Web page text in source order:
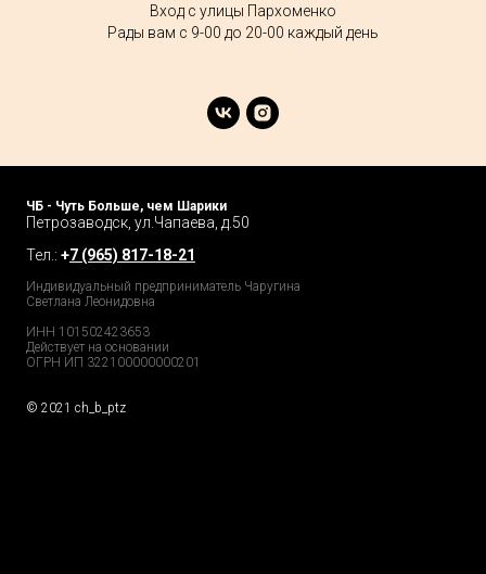
Вход с улицы Пархоменко
Рады вам с 9-00 до 20-00 каждый день
ЧБ - Чуть Больше, чем Шарики
Петрозаводск, ул.Чапаева, д.50
Тел.: +7 (965) 817-18-21
Индивидуальный предприниматель Чаругина
Светлана Леонидовна
ИНН 101502423653
Действует на основании
ОГРН ИП 322100000000201
© 2021 ch_b_ptz